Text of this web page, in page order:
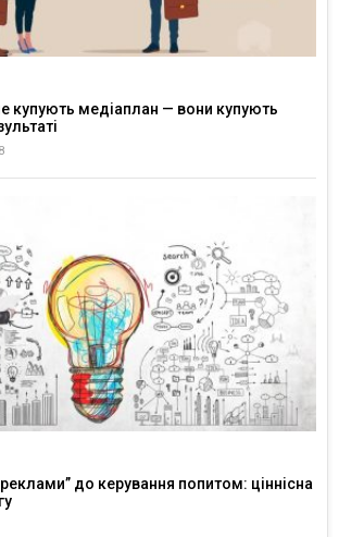
купують медіаплан — вони купують
реклами” до керування попитом: ціннісна